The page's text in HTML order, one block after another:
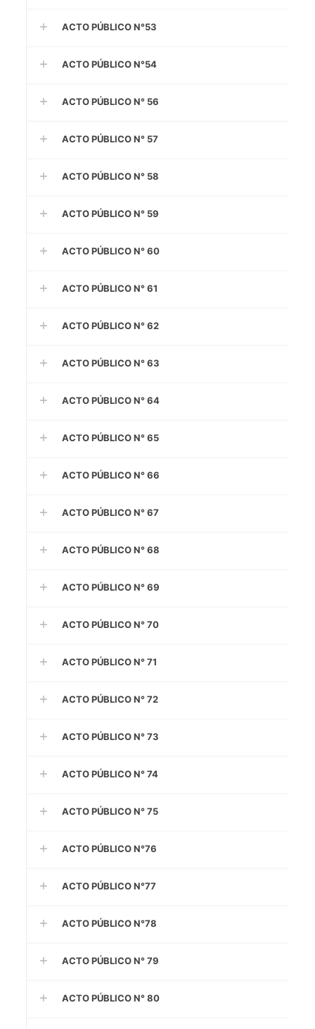
ACTO PÚBLICO N°53
ACTO PÚBLICO N°54
ACTO PÚBLICO N° 56
ACTO PÚBLICO N° 57
ACTO PÚBLICO N° 58
ACTO PÚBLICO N° 59
ACTO PÚBLICO N° 60
ACTO PÚBLICO N° 61
ACTO PÚBLICO N° 62
ACTO PÚBLICO N° 63
ACTO PÚBLICO N° 64
ACTO PÚBLICO N° 65
ACTO PÚBLICO N° 66
ACTO PÚBLICO N° 67
ACTO PÚBLICO N° 68
ACTO PÚBLICO N° 69
ACTO PÚBLICO N° 70
ACTO PÚBLICO N° 71
ACTO PÚBLICO N° 72
ACTO PÚBLICO N° 73
ACTO PÚBLICO N° 74
ACTO PÚBLICO N° 75
ACTO PÚBLICO N°76
ACTO PÚBLICO N°77
ACTO PÚBLICO N°78
ACTO PÚBLICO N° 79
ACTO PÚBLICO N° 80